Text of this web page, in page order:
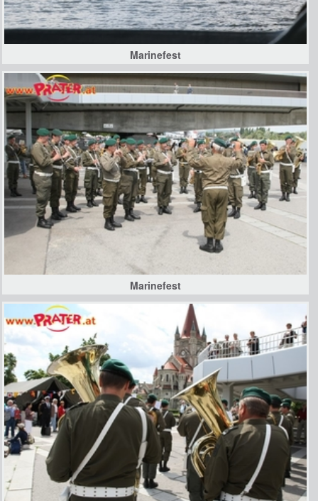
Marinefest
Marinefest